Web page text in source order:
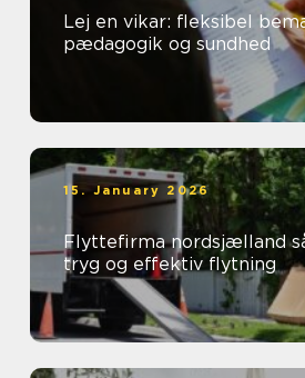
Lej en vikar: fleksibel
pædagogik og sundhed
15. January 2026
Flyttefirma nordsjælland sådan får du en
tryg og effektiv flytning